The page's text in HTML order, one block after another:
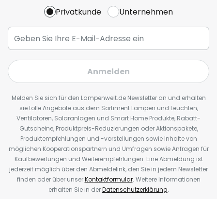
Privatkunde Unternehmen
Anmelden
Melden Sie sich für den Lampenwelt.de Newsletter an und erhalten
sie tolle Angebote aus dem Sortiment Lampen und Leuchten,
Ventilatoren, Solaranlagen und Smart Home Produkte, Rabatt-
Gutscheine, Produktpreis-Reduzierungen oder Aktionspakete,
Produktempfehlungen und -vorstellungen sowie Inhalte von
möglichen Kooperationspartnern und Umfragen sowie Anfragen für
Kaufbewertungen und Weiterempfehlungen. Eine Abmeldung ist
jederzeit möglich über den Abmeldelink, den Sie in jedem Newsletter
finden oder über unserKontaktformular. Weitere Informationen
erhalten Sie in derDatenschutzerklärung.